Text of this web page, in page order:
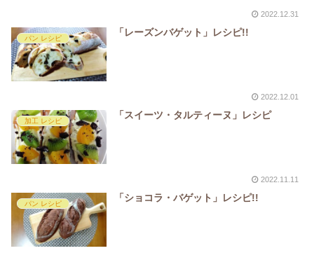
2022.12.31
パン レシピ
「レーズンバゲット」レシピ!!
2022.12.01
加工 レシピ
「スイーツ・タルティーヌ」レシピ
2022.11.11
パン レシピ
「ショコラ・バゲット」レシピ!!